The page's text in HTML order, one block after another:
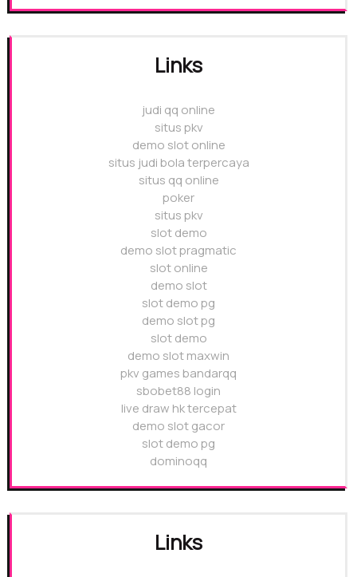
Links
judi qq online
situs pkv
demo slot online
situs judi bola terpercaya
situs qq online
poker
situs pkv
slot demo
demo slot pragmatic
slot online
demo slot
slot demo pg
demo slot pg
slot demo
demo slot maxwin
pkv games bandarqq
sbobet88 login
live draw hk tercepat
demo slot gacor
slot demo pg
dominoqq
Links